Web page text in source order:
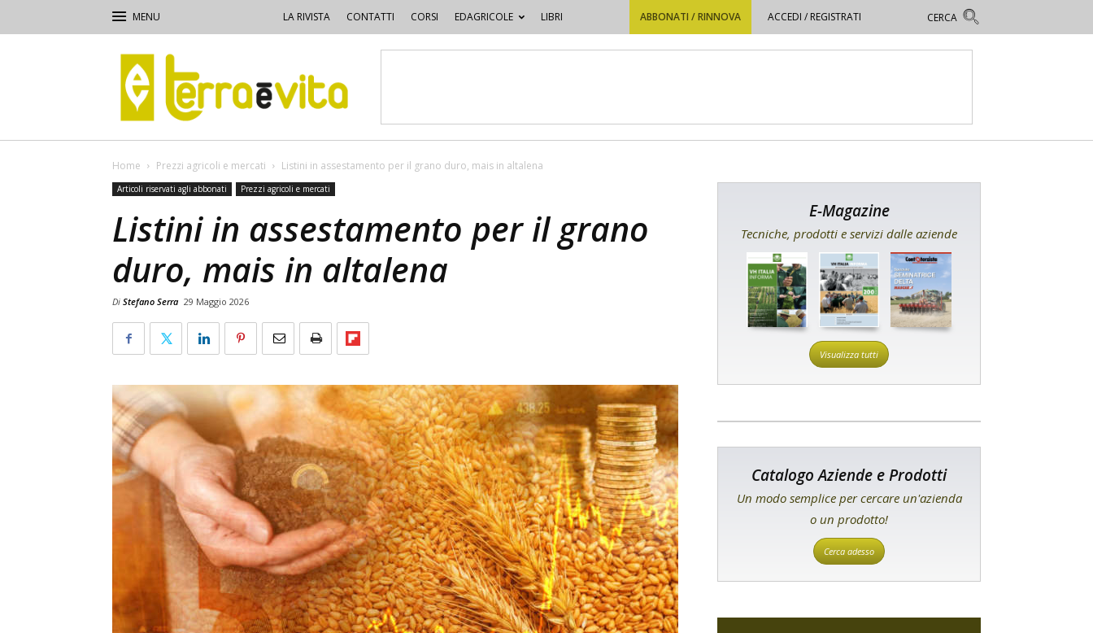
LA RIVISTA CONTATTI CORSI EDAGRICOLE LIBRI ABBONATI / RINNOVA ACCEDI / REGISTRATI
Terra
e
Vita
Home Prezzi agricoli e mercati Listini in assestamento per il grano duro, mais in altalena
Articoli riservati agli abbonati Prezzi agricoli e mercati
Listini in assestamento per il grano
duro, mais in altalena
Di Stefano Serra 29 Maggio 2026
E-Magazine
Tecniche, prodotti e servizi dalle aziende
Visualizza tutti
Catalogo Aziende e Prodotti
Un modo semplice per cercare un'azienda
o un prodotto!
Cerca adesso